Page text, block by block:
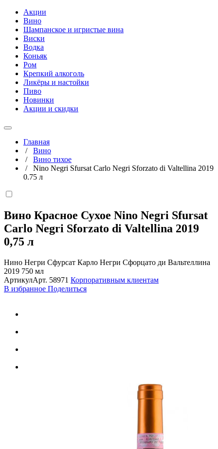
Акции
Вино
Шампанское и игристые вина
Виски
Водка
Коньяк
Ром
Крепкий алкоголь
Ликёры и настойки
Пиво
Новинки
Акции и скидки
Главная
/ Вино
/ Вино тихое
/ Nino Negri Sfursat Carlo Negri Sforzato di Valtellina 2019
0.75 л
Вино Красное Сухое Nino Negri Sfursat
Carlo Negri Sforzato di Valtellina 2019
0,75 л
Нино Негри Сфурсат Карло Негри Сфорцато ди Вальтеллина
2019 750 мл
АртикулАрт. 58971 Корпоративным клиентам
В избранное Поделиться